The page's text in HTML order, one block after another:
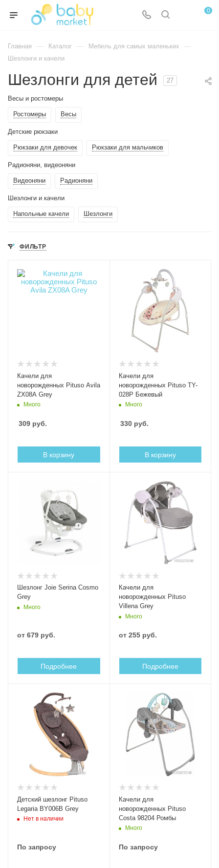
0
Главная — Каталог — Мебель для самых маленьких —
Шезлонги и качели
Шезлонги для детей 27
Весы и ростомеры
Ростомеры Весы
Детские рюкзаки
Рюкзаки для девочек Рюкзаки для мальчиков
Радионяни, видеоняни
Видеоняни Радионяни
Шезлонги и качели
Напольные качели Шезлонги
ФИЛЬТР
Качели для
новорожденных Pituso Avila
ZX08A Grey
Много
309 руб.
В корзину
Качели для
новорожденных Pituso TY-
028P Бежевый
Много
330руб.
В корзину
Шезлонг Joie Serina Cosmo
Grey
Много
от 679 руб.
Подробнее
Качели для
новорожденных Pituso
Villena Grey
Много
от 255 руб.
Подробнее
Детский шезлонг Pituso
Legaria BY006B Grey
Нет в наличии
По запросу
Качели для
новорожденных Pituso
Costa 98204 Ромбы
Много
По запросу